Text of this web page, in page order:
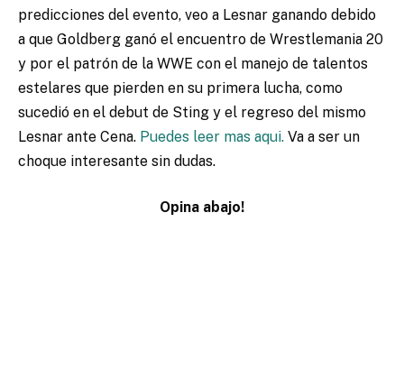
predicciones del evento, veo a Lesnar ganando debido
a que Goldberg ganó el encuentro de Wrestlemania 20
y por el patrón de la WWE con el manejo de talentos
estelares que pierden en su primera lucha, como
sucedió en el debut de Sting y el regreso del mismo
Lesnar ante Cena. Puedes leer mas aqui. Va a ser un
choque interesante sin dudas.
Opina abajo!